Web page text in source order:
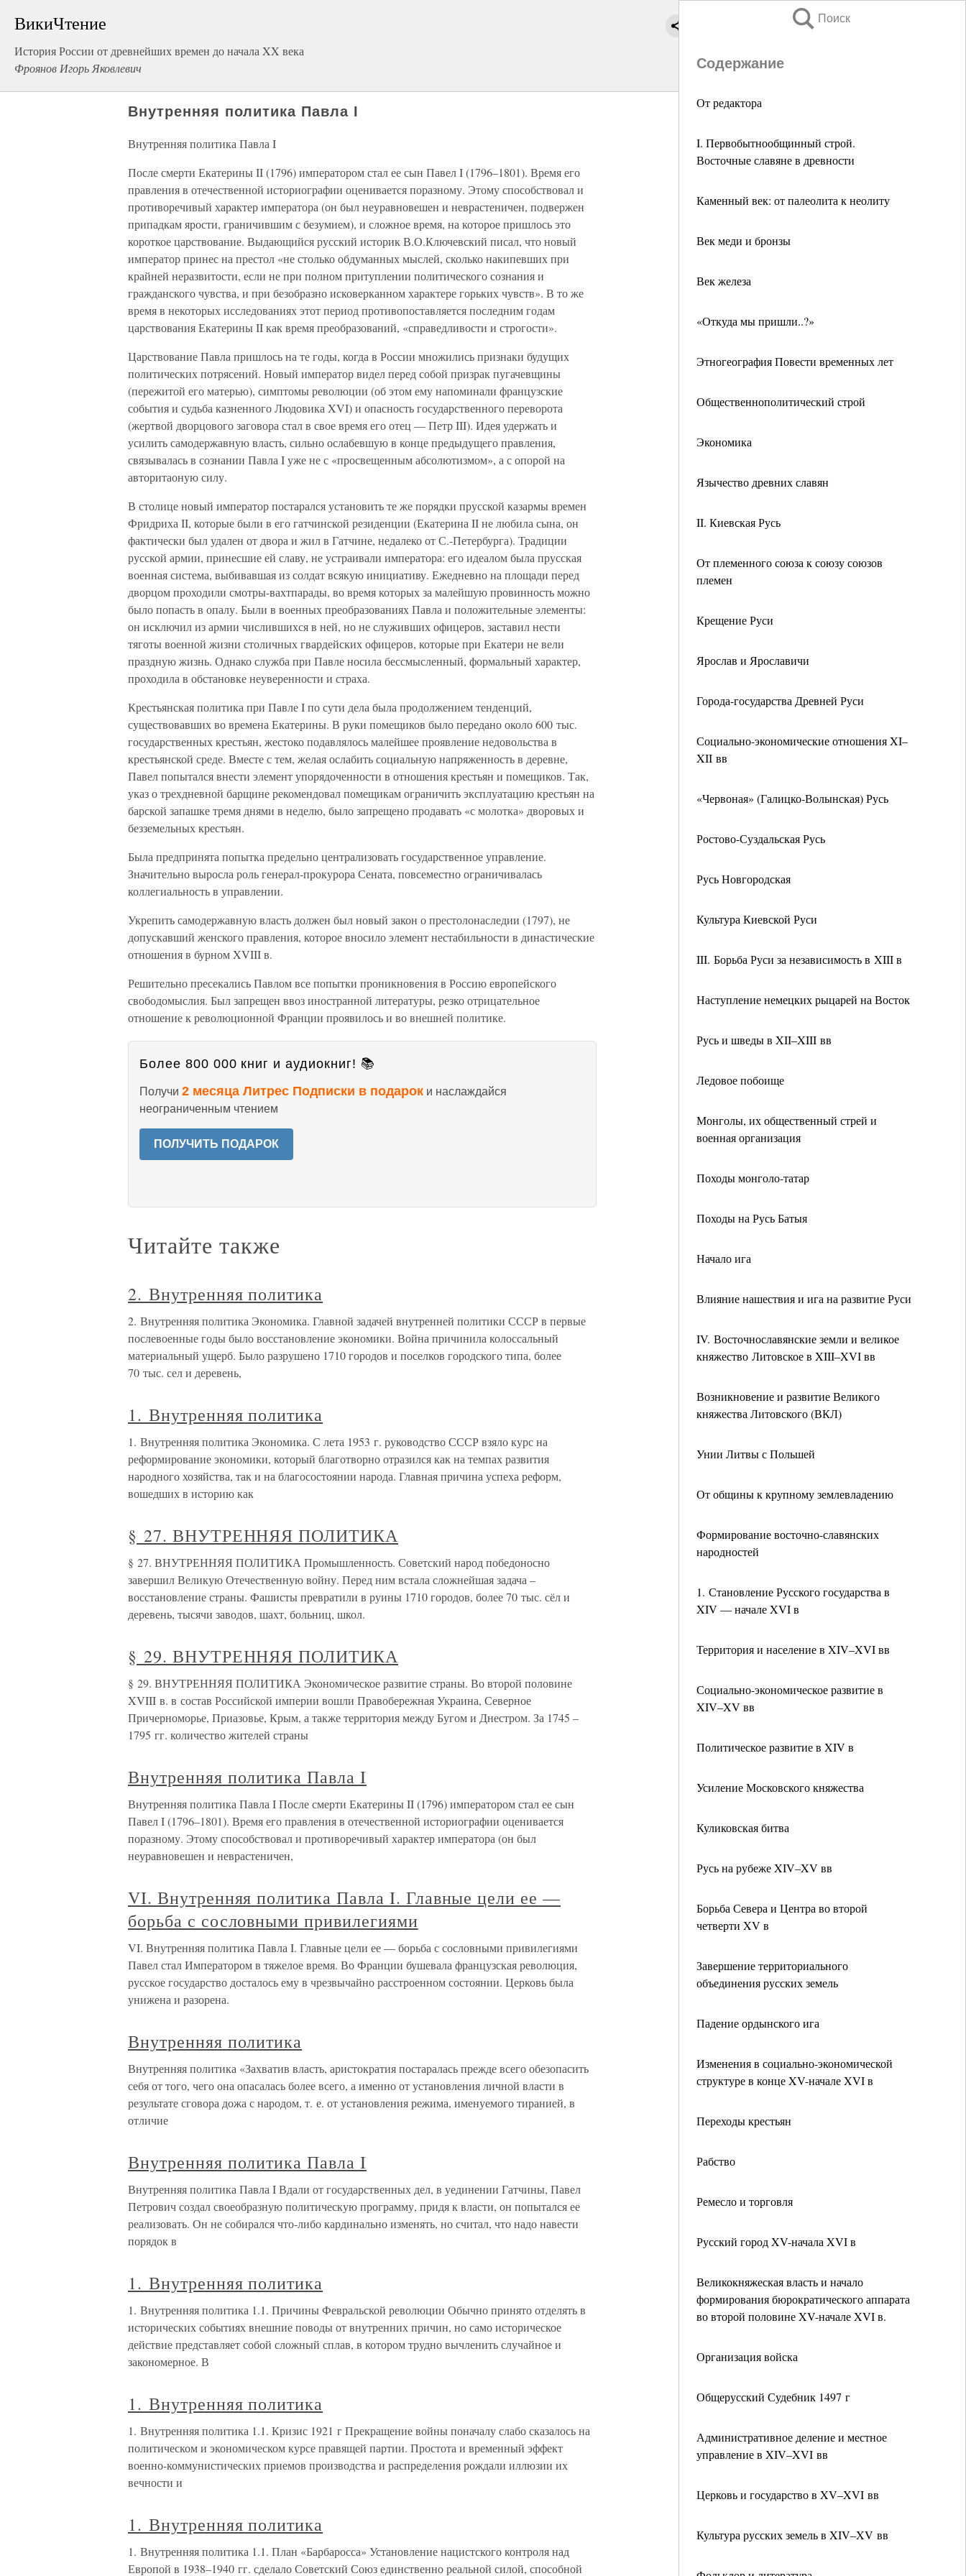
ВикиЧтение
История России от древнейших времен до начала XX века
Фроянов Игорь Яковлевич
Поиск
Содержание
От редактора
I. Первобытнообщинный строй.
Восточные славяне в древности
Каменный век: от палеолита к неолиту
Век меди и бронзы
Век железа
«Откуда мы пришли..?»
Этногеография Повести временных лет
Общественнополитический строй
Экономика
Язычество древних славян
II. Киевская Русь
От племенного союза к союзу союзов
племен
Крещение Руси
Ярослав и Ярославичи
Города-государства Древней Руси
Социально-экономические отношения XI–
XII вв
«Червоная» (Галицко-Волынская) Русь
Ростово-Суздальская Русь
Русь Новгородская
Культура Киевской Руси
III. Борьба Руси за независимость в XIII в
Наступление немецких рыцарей на Восток
Русь и шведы в XII–XIII вв
Ледовое побоище
Монголы, их общественный стрей и
военная организация
Походы монголо-татар
Походы на Русь Батыя
Начало ига
Влияние нашествия и ига на развитие Руси
IV. Восточнославянские земли и великое
княжество Литовское в XIII–XVI вв
Возникновение и развитие Великого
княжества Литовского (ВКЛ)
Унии Литвы с Польшей
От общины к крупному землевладению
Формирование восточно-славянских
народностей
1. Становление Русского государства в
XIV — начале XVI в
Территория и население в XIV–XVI вв
Социально-экономическое развитие в
XIV–XV вв
Политическое развитие в XIV в
Усиление Московского княжества
Куликовская битва
Русь на рубеже XIV–XV вв
Борьба Севера и Центра во второй
четверти XV в
Завершение территориального
объединения русских земель
Падение ордынского ига
Изменения в социально-экономической
структуре в конце XV-начале XVI в
Переходы крестьян
Рабство
Ремесло и торговля
Русский город XV-начала XVI в
Великокняжеская власть и начало
формирования бюрократического аппарата
во второй половине XV-начале XVI в.
Организация войска
Общерусский Судебник 1497 г
Административное деление и местное
управление в XIV–XVI вв
Церковь и государство в XV–XVI вв
Культура русских земель в XIV–XV вв
Внутренняя политика Павла I
Внутренняя политика Павла I
После смерти Екатерины II (1796) императором стал ее сын Павел I (1796–1801). Время его
правления в отечественной историографии оценивается поразному. Этому способствовал и
противоречивый характер императора (он был неуравновешен и неврастеничен, подвержен
припадкам ярости, граничившим с безумием), и сложное время, на которое пришлось это
короткое царствование. Выдающийся русский историк В.О.Ключевский писал, что новый
император принес на престол «не столько обдуманных мыслей, сколько накипевших при
крайней неразвитости, если не при полном притуплении политического сознания и
гражданского чувства, и при безобразно исковерканном характере горьких чувств». В то же
время в некоторых исследованиях этот период противопоставляется последним годам
царствования Екатерины II как время преобразований, «справедливости и строгости».
Царствование Павла пришлось на те годы, когда в России множились признаки будущих
политических потрясений. Новый император видел перед собой призрак пугачевщины
(пережитой его матерью), симптомы революции (об этом ему напоминали французские
события и судьба казненного Людовика XVI) и опасность государственного переворота
(жертвой дворцового заговора стал в свое время его отец — Петр III). Идея удержать и
усилить самодержавную власть, сильно ослабевшую в конце предыдущего правления,
связывалась в сознании Павла I уже не с «просвещенным абсолютизмом», а с опорой на
авторитаоную силу.
В столице новый император постарался установить те же порядки прусской казармы времен
Фридриха II, которые были в его гатчинской резиденции (Екатерина II не любила сына, он
фактически был удален от двора и жил в Гатчине, недалеко от С.-Петербурга). Традиции
русской армии, принесшие ей славу, не устраивали императора: его идеалом была прусская
военная система, выбивавшая из солдат всякую инициативу. Ежедневно на площади перед
дворцом проходили смотры-вахтпарады, во время которых за малейшую провинность можно
было попасть в опалу. Были в военных преобразованиях Павла и положительные элементы:
он исключил из армии числившихся в ней, но не служивших офицеров, заставил нести
тяготы военной жизни столичных гвардейских офицеров, которые при Екатери не вели
праздную жизнь. Однако служба при Павле носила бессмысленный, формальный характер,
проходила в обстановке неуверенности и страха.
Крестьянская политика при Павле I по сути дела была продолжением тенденций,
существовавших во времена Екатерины. В руки помещиков было передано около 600 тыс.
государственных крестьян, жестоко подавлялось малейшее проявление недовольства в
крестьянской среде. Вместе с тем, желая ослабить социальную напряженность в деревне,
Павел попытался внести элемент упорядоченности в отношения крестьян и помещиков. Так,
указ о трехдневной барщине рекомендовал помещикам ограничить эксплуатацию крестьян на
барской запашке тремя днями в неделю, было запрещено продавать «с молотка» дворовых и
безземельных крестьян.
Была предпринята попытка предельно централизовать государственное управление.
Значительно выросла роль генерал-прокурора Сената, повсеместно ограничивалась
коллегиальность в управлении.
Укрепить самодержавную власть должен был новый закон о престолонаследии (1797), не
допускавший женского правления, которое вносило элемент нестабильности в династические
отношения в бурном XVIII в.
Решительно пресекались Павлом все попытки проникновения в Россию европейского
свободомыслия. Был запрещен ввоз иностранной литературы, резко отрицательное
отношение к революционной Франции проявилось и во внешней политике.
Более 800 000 книг и аудиокниг! 📚
Получи 2 месяца Литрес Подписки в подарок и наслаждайся
неограниченным чтением
ПОЛУЧИТЬ ПОДАРОК
Читайте также
2. Внутренняя политика
2. Внутренняя политика Экономика. Главной задачей внутренней политики СССР в первые
послевоенные годы было восстановление экономики. Война причинила колоссальный
материальный ущерб. Было разрушено 1710 городов и поселков городского типа, более
70 тыс. сел и деревень,
1. Внутренняя политика
1. Внутренняя политика Экономика. С лета 1953 г. руководство СССР взяло курс на
реформирование экономики, который благотворно отразился как на темпах развития
народного хозяйства, так и на благосостоянии народа. Главная причина успеха реформ,
вошедших в историю как
§ 27. ВНУТРЕННЯЯ ПОЛИТИКА
§ 27. ВНУТРЕННЯЯ ПОЛИТИКА Промышленность. Советский народ победоносно
завершил Великую Отечественную войну. Перед ним встала сложнейшая задача –
восстановление страны. Фашисты превратили в руины 1710 городов, более 70 тыс. сёл и
деревень, тысячи заводов, шахт, больниц, школ.
§ 29. ВНУТРЕННЯЯ ПОЛИТИКА
§ 29. ВНУТРЕННЯЯ ПОЛИТИКА Экономическое развитие страны. Во второй половине
XVIII в. в состав Российской империи вошли Правобережная Украина, Северное
Причерноморье, Приазовье, Крым, а также территория между Бугом и Днестром. За 1745 –
1795 гг. количество жителей страны
Внутренняя политика Павла I
Внутренняя политика Павла I После смерти Екатерины II (1796) императором стал ее сын
Павел I (1796–1801). Время его правления в отечественной историографии оценивается
поразному. Этому способствовал и противоречивый характер императора (он был
неуравновешен и неврастеничен,
VI. Внутренняя политика Павла I. Главные цели ее —
борьба с сословными привилегиями
VI. Внутренняя политика Павла I. Главные цели ее — борьба с сословными привилегиями
Павел стал Императором в тяжелое время. Во Франции бушевала французская революция,
русское государство досталось ему в чрезвычайно расстроенном состоянии. Церковь была
унижена и разорена.
Внутренняя политика
Внутренняя политика «Захватив власть, аристократия постаралась прежде всего обезопасить
себя от того, чего она опасалась более всего, а именно от установления личной власти в
результате сговора дожа с народом, т. е. от установления режима, именуемого тиранией, в
отличие
Внутренняя политика Павла I
Внутренняя политика Павла I Вдали от государственных дел, в уединении Гатчины, Павел
Петрович создал своеобразную политическую программу, придя к власти, он попытался ее
реализовать. Он не собирался что-либо кардинально изменять, но считал, что надо навести
порядок в
1. Внутренняя политика
1. Внутренняя политика 1.1. Причины Февральской революции Обычно принято отделять в
исторических событиях внешние поводы от внутренних причин, но само историческое
действие представляет собой сложный сплав, в котором трудно вычленить случайное и
закономерное. В
1. Внутренняя политика
1. Внутренняя политика 1.1. Кризис 1921 г Прекращение войны поначалу слабо сказалось на
политическом и экономическом курсе правящей партии. Простота и временный эффект
военно-коммунистических приемов производства и распределения рождали иллюзии их
вечности и
1. Внутренняя политика
1. Внутренняя политика 1.1. План «Барбаросса» Установление нацистского контроля над
Европой в 1938–1940 гг. сделало Советский Союз единственно реальной силой, способной